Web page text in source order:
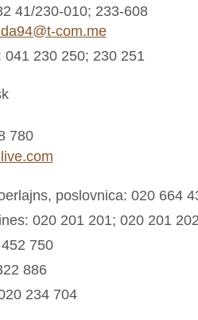
41/230-010; 233-608
com.me
041 230 250; 230 251
780
poslovnica: 020 664
020 201 201; 020 201
750
886
234 704